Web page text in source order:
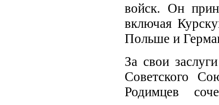
войск. Он
включая
Польше и
За свои
Советского
Родимцев